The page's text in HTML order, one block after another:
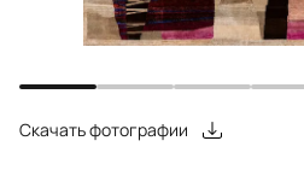
Скачать фотографии